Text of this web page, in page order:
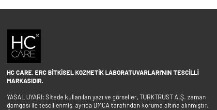
HC CARE, ERC BITKISEL KOZMETIK LABORATUVARLARI'NIN TESCILLI
MARKASIDIR.
YASAL UYARI: Sitede kullanılan yazı ve görseller, TURKTRUST A.Ş. zaman
damgası ile tescillenmiş, ayrıca DMCA tarafından koruma altına alınmıştır.